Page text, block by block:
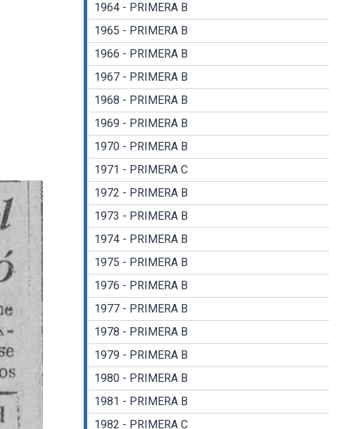
1964 - PRIMERA B
1965 - PRIMERA B
1966 - PRIMERA B
1967 - PRIMERA B
1968 - PRIMERA B
1969 - PRIMERA B
1970 - PRIMERA B
1971 - PRIMERA C
1972 - PRIMERA B
1973 - PRIMERA B
1974 - PRIMERA B
1975 - PRIMERA B
1976 - PRIMERA B
1977 - PRIMERA B
1978 - PRIMERA B
1979 - PRIMERA B
1980 - PRIMERA B
1981 - PRIMERA B
1982 - PRIMERA C